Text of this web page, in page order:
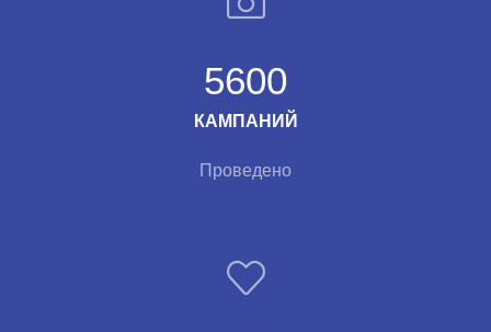
5600
КАМПАНИЙ
Проведено